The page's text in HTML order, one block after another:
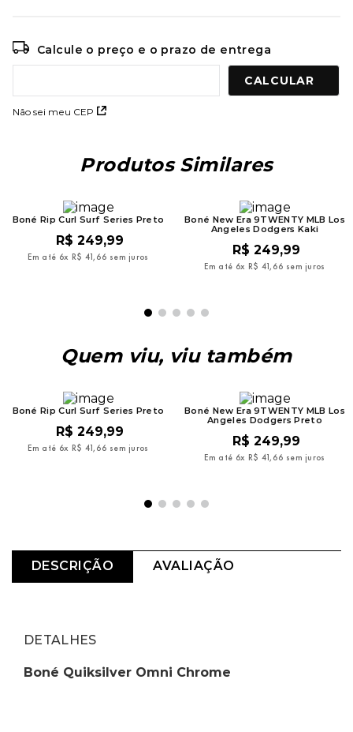
Calcule o preço e o prazo de entrega
Não sei meu CEP
Produtos Similares
Boné Rip Curl Surf Series Preto
R$ 249,99
Em até 6x R$ 41, 66 sem juros
Boné New Era 9TWENTY MLB Los
Angeles Dodgers Kaki
R$ 249,99
Em até 6x R$ 41, 66 sem juros
Quem viu, viu também
Boné Rip Curl Surf Series Preto
R$ 249,99
Em até 6x R$ 41, 66 sem juros
Boné New Era 9TWENTY MLB Los
Angeles Dodgers Preto
R$ 249,99
Em até 6x R$ 41, 66 sem juros
DESCRIÇÃO AVALIAÇÃO
DETALHES
Boné Quiksilver Omni Chrome